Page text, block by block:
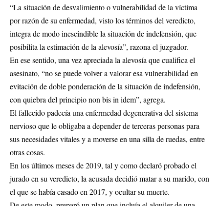
“La situación de desvalimiento o vulnerabilidad de la víctima
por razón de su enfermedad, visto los términos del veredicto,
integra de modo inescindible la situación de indefensión, que
posibilita la estimación de la alevosía”, razona el juzgador.
En ese sentido, una vez apreciada la alevosía que cualifica el
asesinato, “no se puede volver a valorar esa vulnerabilidad en
evitación de doble ponderación de la situación de indefensión,
con quiebra del principio non bis in idem”, agrega.
El fallecido padecía una enfermedad degenerativa del sistema
nervioso que le obligaba a depender de terceras personas para
sus necesidades vitales y a moverse en una silla de ruedas, entre
otras cosas.
En los últimos meses de 2019, tal y como declaró probado el
jurado en su veredicto, la acusada decidió matar a su marido, con
el que se había casado en 2017, y ocultar su muerte.